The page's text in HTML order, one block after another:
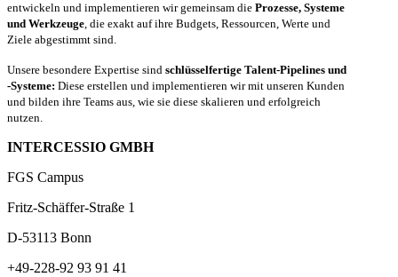
entwickeln und implementieren wir gemeinsam die Prozesse, Systeme
und Werkzeuge, die exakt auf ihre Budgets, Ressourcen, Werte und
Ziele abgestimmt sind.
Unsere besondere Expertise sind schlüsselfertige Talent-Pipelines und
-Systeme: Diese erstellen und implementieren wir mit unseren Kunden
und bilden ihre Teams aus, wie sie diese skalieren und erfolgreich
nutzen.
INTERCESSIO GMBH
FGS Campus
Fritz-Schäffer-Straße 1
D-53113 Bonn
+49-228-92 93 91 41